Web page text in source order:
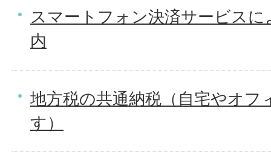
スマートフォン決済サービス
内
地方税の共通納税（自宅やオフ
す）